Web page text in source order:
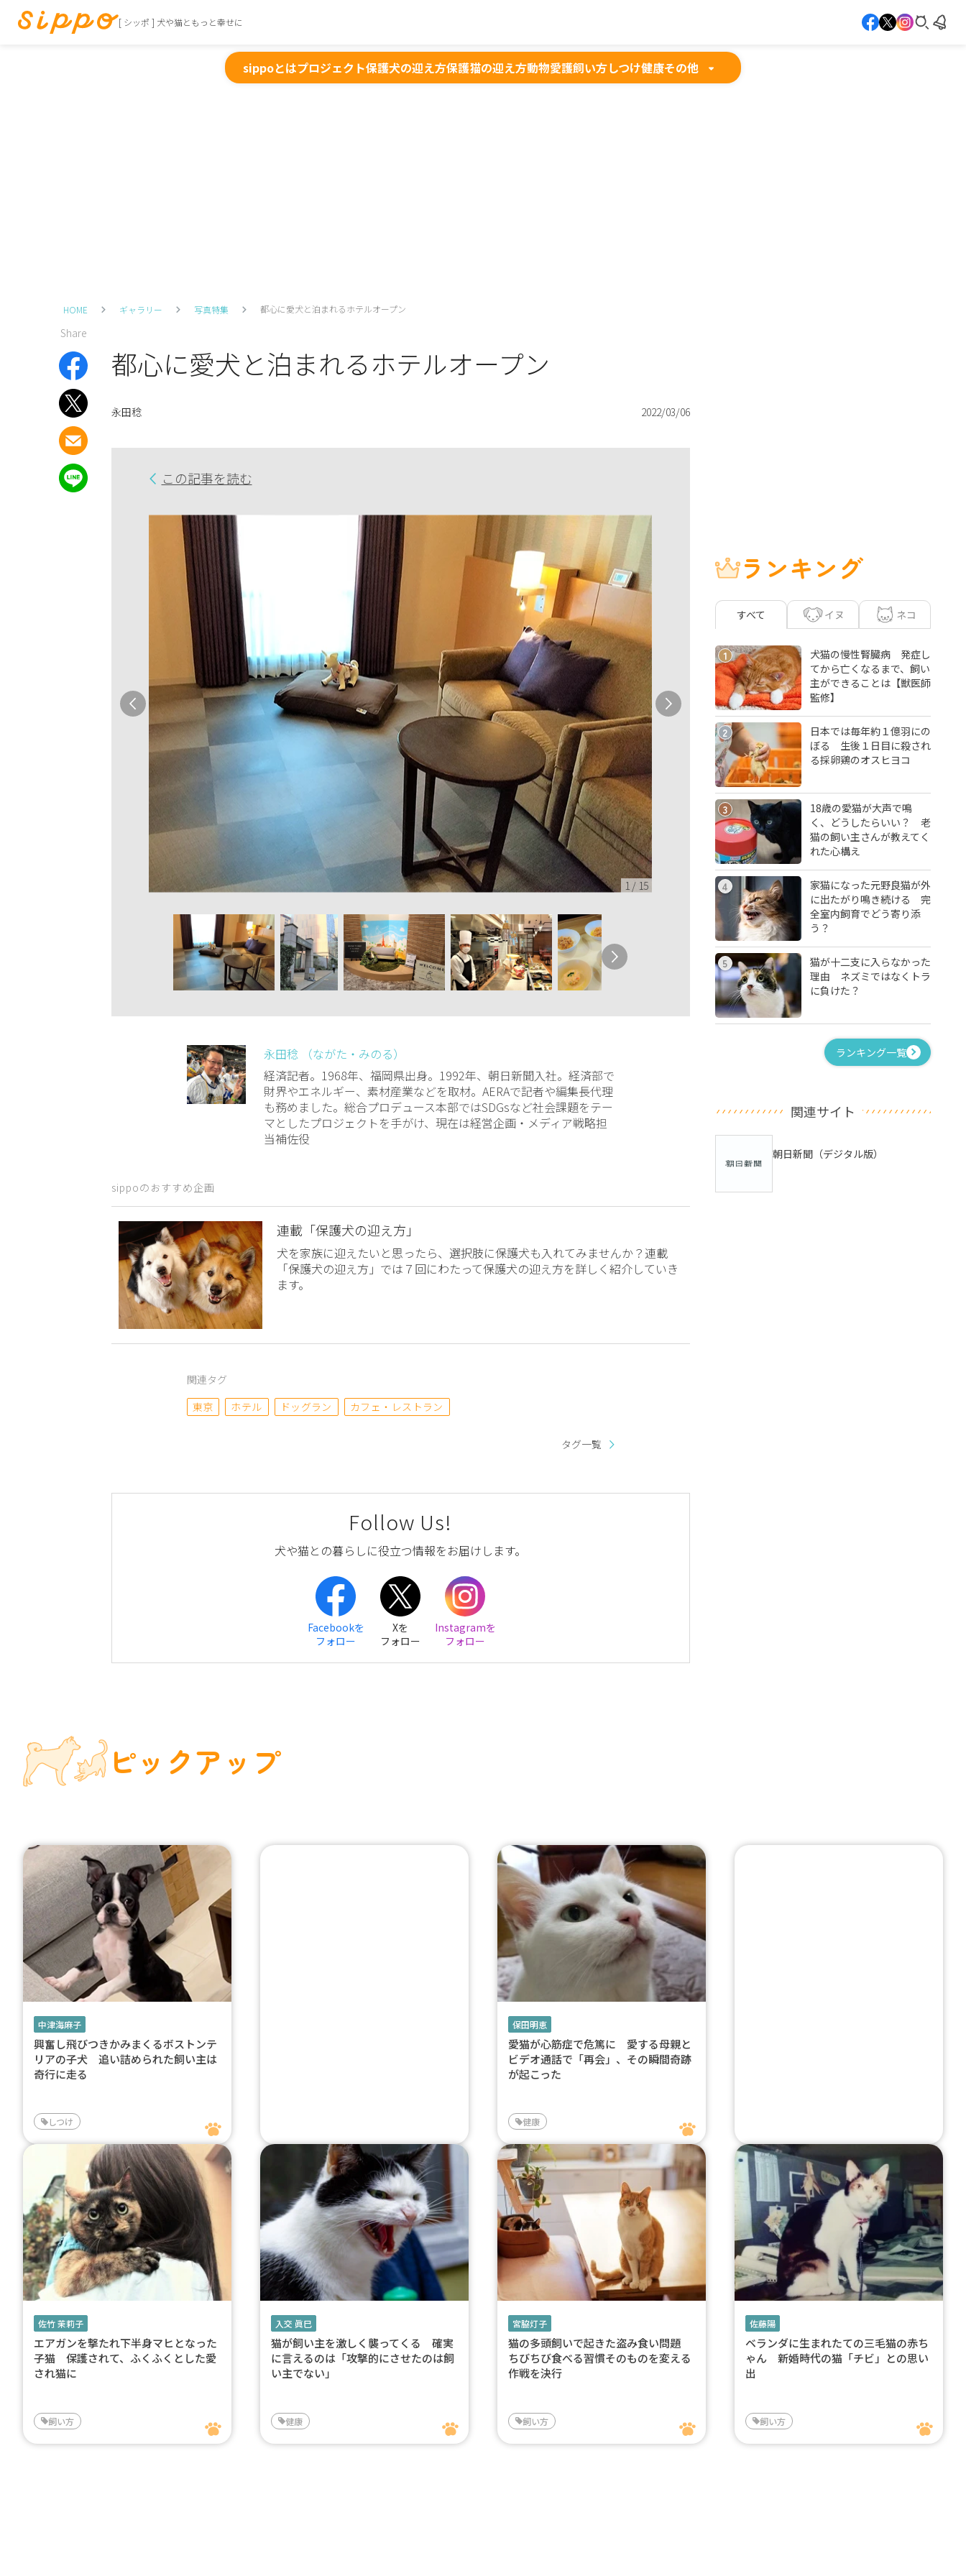
[ シッポ ] 犬や猫ともっと幸せに
sippoとはプロジェクト保護犬の迎え方保護猫の迎え方動物愛護飼い方しつけ健康その他
HOME ギャラリー 写真特集 都心に愛犬と泊まれるホテルオープン
Share
都心に愛犬と泊まれるホテルオープン
永田稔 2022/03/06
この記事を読む
1 / 15
永田稔 （ながた・みのる）
経済記者。1968年、福岡県出身。1992年、朝日新聞入社。経済部で
財界やエネルギー、素材産業などを取材。AERAで記者や編集長代理
も務めました。総合プロデュース本部ではSDGsなど社会課題をテー
マとしたプロジェクトを手がけ、現在は経営企画・メディア戦略担
当補佐役
sippoのおすすめ企画
連載「保護犬の迎え方」
犬を家族に迎えたいと思ったら、選択肢に保護犬も入れてみませんか？連載
「保護犬の迎え方」では７回にわたって保護犬の迎え方を詳しく紹介していき
ます。
関連タグ
東京
ホテル ドッグラン カフェ・レストラン
タグ一覧
Follow Us!
犬や猫との暮らしに役立つ情報をお届けします。
Facebookを
フォロー
Xを
フォロー
Instagramを
フォロー
ランキング
すべて イヌ ネコ
1
犬猫の慢性腎臓病 発症し
てから亡くなるまで、飼い
主ができることは【獣医師
監修】
2
日本では毎年約１億羽にの
ぼる 生後１日目に殺され
る採卵鶏のオスヒヨコ
3
18歳の愛猫が大声で鳴
く、どうしたらいい？ 老
猫の飼い主さんが教えてく
れた心構え
4
家猫になった元野良猫が外
に出たがり鳴き続ける 完
全室内飼育でどう寄り添
う？
5
猫が十二支に入らなかった
理由 ネズミではなくトラ
に負けた？
ランキング一覧
関連サイト
朝日新聞（デジタル版）
ピックアップ
中津海麻子
興奮し飛びつきかみまくるボストンテ
リアの子犬 追い詰められた飼い主は
奇行に走る
しつけ
保田明恵
愛猫が心筋症で危篤に 愛する母親と
ビデオ通話で「再会」、その瞬間奇跡
が起こった
健康
佐竹 茉莉子
エアガンを撃たれ下半身マヒとなった
子猫 保護されて、ふくふくとした愛
され猫に
飼い方
入交 眞巳
猫が飼い主を激しく襲ってくる 確実
に言えるのは「攻撃的にさせたのは飼
い主でない」
健康
宮脇灯子
猫の多頭飼いで起きた盗み食い問題
ちびちび食べる習慣そのものを変える
作戦を決行
飼い方
佐藤陽
ベランダに生まれたての三毛猫の赤ち
ゃん 新婚時代の猫「チビ」との思い
出
飼い方